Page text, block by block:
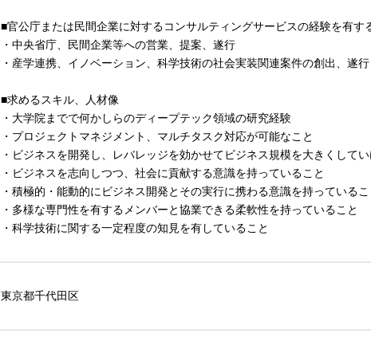
■官公庁または民間企業に対するコンサルティングサービスの経験を有す
・中央省庁、民間企業等への営業、提案、遂行
・産学連携、イノベーション、科学技術の社会実装関連案件の創出、遂行
■求めるスキル、人材像
・大学院までで何かしらのディープテック領域の研究経験
・プロジェクトマネジメント、マルチタスク対応が可能なこと
・ビジネスを開発し、レバレッジを効かせてビジネス規模を大きくしてい
・ビジネスを志向しつつ、社会に貢献する意識を持っていること
・積極的・能動的にビジネス開発とその実行に携わる意識を持っているこ
・多様な専門性を有するメンバーと協業できる柔軟性を持っていること
・科学技術に関する一定程度の知見を有していること
東京都千代田区